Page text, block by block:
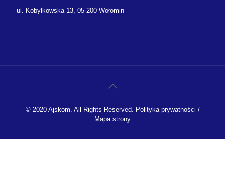
ul. Kobyłkowska 13, 05-200 Wołomin
© 2020 Ajskom. All Rights Reserved. Polityka prywatności /
Mapa strony